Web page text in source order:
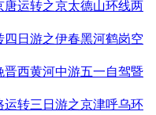
唐运转之京太德山环线两
四日游之伊春黑河鹤岗空
晋西黄河中游五一自驾暨
运转三日游之京津呼乌环